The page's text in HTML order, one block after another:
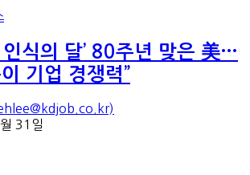
인식의 달’ 80주년 맞은 美…
기업 경쟁력”
31일